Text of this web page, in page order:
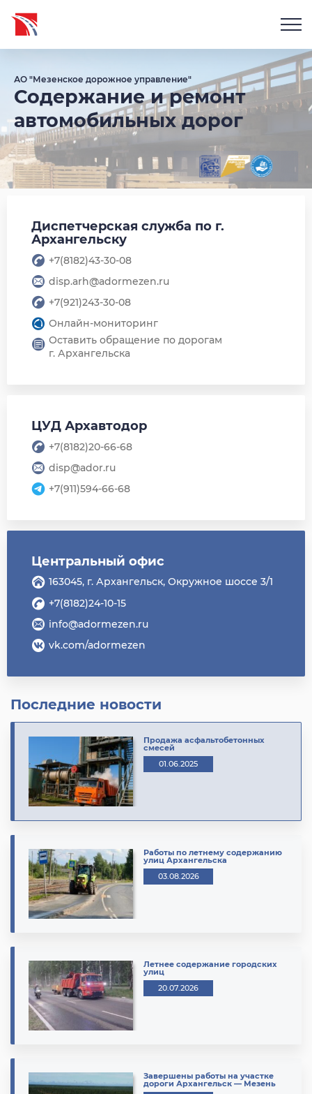
АО "Мезенское дорожное управление"
Содержание и ремонт
автомобильных дорог
Диспетчерская служба по г.
Архангельску
+7(8182)43-30-08
disp.arh@adormezen.ru
+7(921)243-30-08
Онлайн-мониторинг
Оставить обращение по дорогам
г. Архангельска
ЦУД Архавтодор
+7(8182)20-66-68
disp@ador.ru
+7(911)594-66-68
Центральный офис
163045, г. Архангельск, Окружное шоссе 3/1
+7(8182)24-10-15
info@adormezen.ru
vk.com/adormezen
Последние новости
Продажа асфальтобетонных
смесей
01.06.2025
Работы по летнему содержанию
улиц Архангельска
03.08.2026
Летнее содержание городских
улиц
20.07.2026
Завершены работы на участке
дороги Архангельск — Мезень